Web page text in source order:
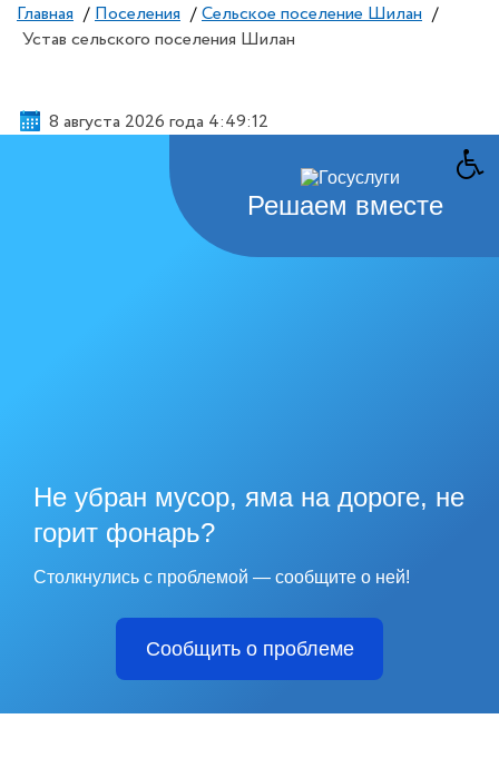
Главная / Поселения / Сельское поселение Шилан /
Устав сельского поселения Шилан
8 августа 2026 года 4:49:13
Решаем вместе
Не убран мусор, яма на дороге, не
горит фонарь?
Столкнулись с проблемой — сообщите о ней!
Сообщить о проблеме